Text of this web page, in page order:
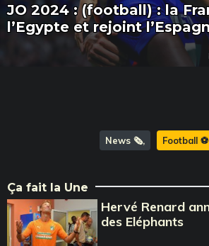
JO 2024 : (football) : la
l’Egypte et rejoint
News 🗞️ Football ⚽️
Ça fait la Une
Hervé Renard
des Eléphants